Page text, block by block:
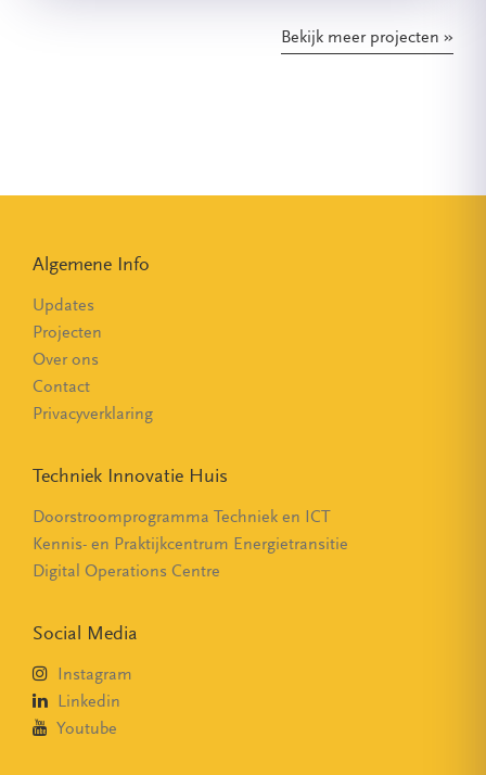
Bekijk meer projecten
Algemene Info
Updates
Projecten
Over ons
Contact
Privacyverklaring
Techniek Innovatie Huis
Doorstroomprogramma Techniek en ICT
Kennis- en Praktijkcentrum Energietransitie
Digital Operations Centre
Social Media
Instagram
Linkedin
Youtube